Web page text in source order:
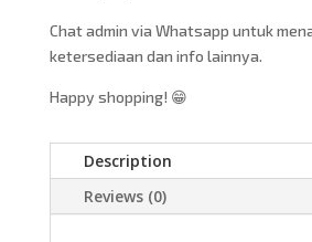
Chat admin via Whatsapp untuk
ketersediaan dan info lainnya.
Happy shopping! 😁
Description
Reviews (0)